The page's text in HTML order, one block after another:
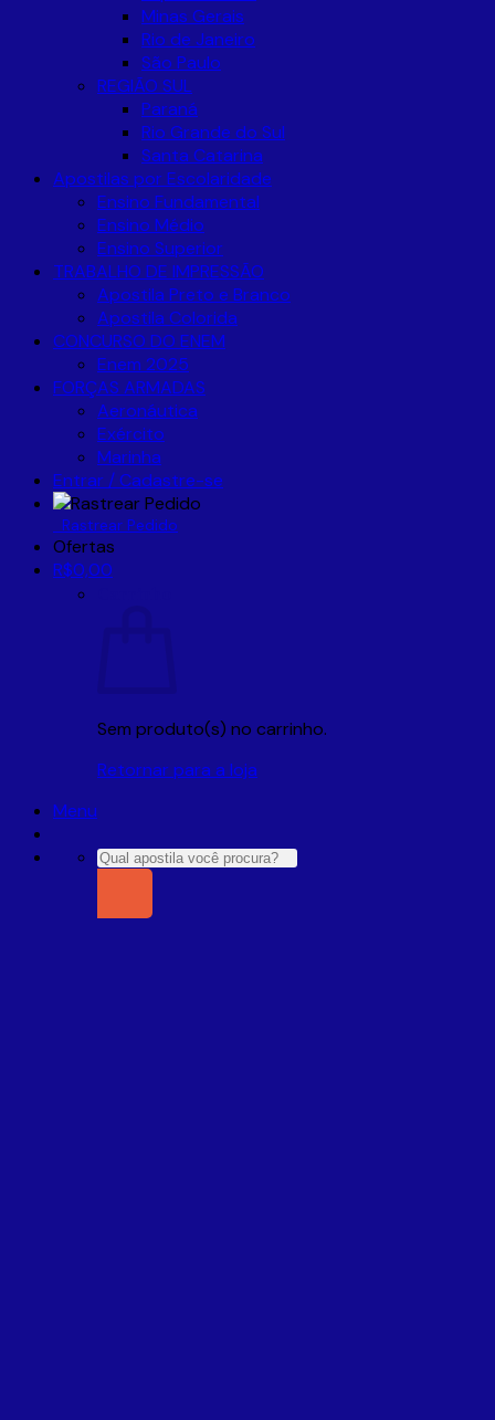
Minas Gerais
Rio de Janeiro
São Paulo
REGIÃO SUL
Paraná
Rio Grande do Sul
Santa Catarina
Apostilas por Escolaridade
Ensino Fundamental
Ensino Médio
Ensino Superior
TRABALHO DE IMPRESSÃO
Apostila Preto e Branco
Apostila Colorida
CONCURSO DO ENEM
Enem 2025
FORÇAS ARMADAS
Aeronáutica
Exército
Marinha
Entrar / Cadastre-se
Rastrear Pedido
Ofertas
R$0,00
Sem produto(s) no carrinho.
Retornar para a loja
Menu
Pesquisar